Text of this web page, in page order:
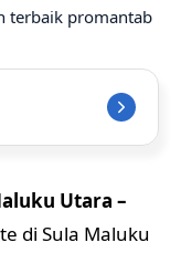
Utara –
di Sula Maluku